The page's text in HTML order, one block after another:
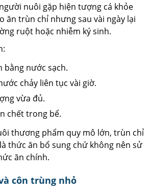
nuôi gặp hiện tượng cá khỏe
ăn trùn chỉ nhưng sau vài ngày lại
ruột hoặc nhiễm ký sinh.
bằng nước sạch.
chảy liên tục vài giờ.
vừa đủ.
chết trong bể.
thương phẩm quy mô lớn, trùn chỉ
thức ăn bổ sung chứ không nên sử
ăn chính.
côn trùng nhỏ